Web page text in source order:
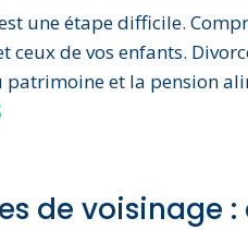
une étape difficile.
ceux de vos enfants.
patrimoine et la pension
de voisinage